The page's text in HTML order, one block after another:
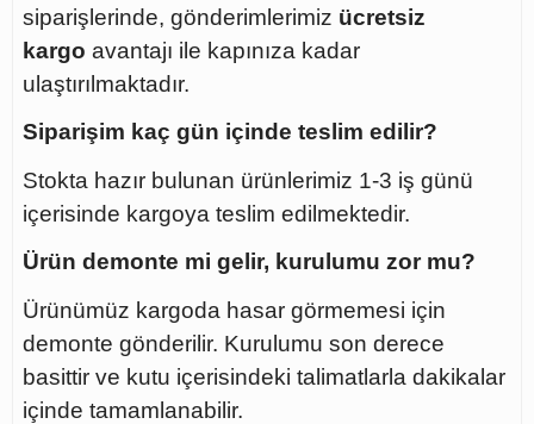
siparişlerinde, gönderimlerimiz ücretsiz
kargo avantajı ile kapınıza kadar
ulaştırılmaktadır.
Siparişim kaç gün içinde teslim edilir?
Stokta hazır bulunan ürünlerimiz 1-3 iş günü
içerisinde kargoya teslim edilmektedir.
Ürün demonte mi gelir, kurulumu zor mu?
Ürünümüz kargoda hasar görmemesi için
demonte gönderilir. Kurulumu son derece
basittir ve kutu içerisindeki talimatlarla dakikalar
içinde tamamlanabilir.